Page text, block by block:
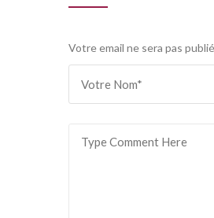
Votre email ne sera pas